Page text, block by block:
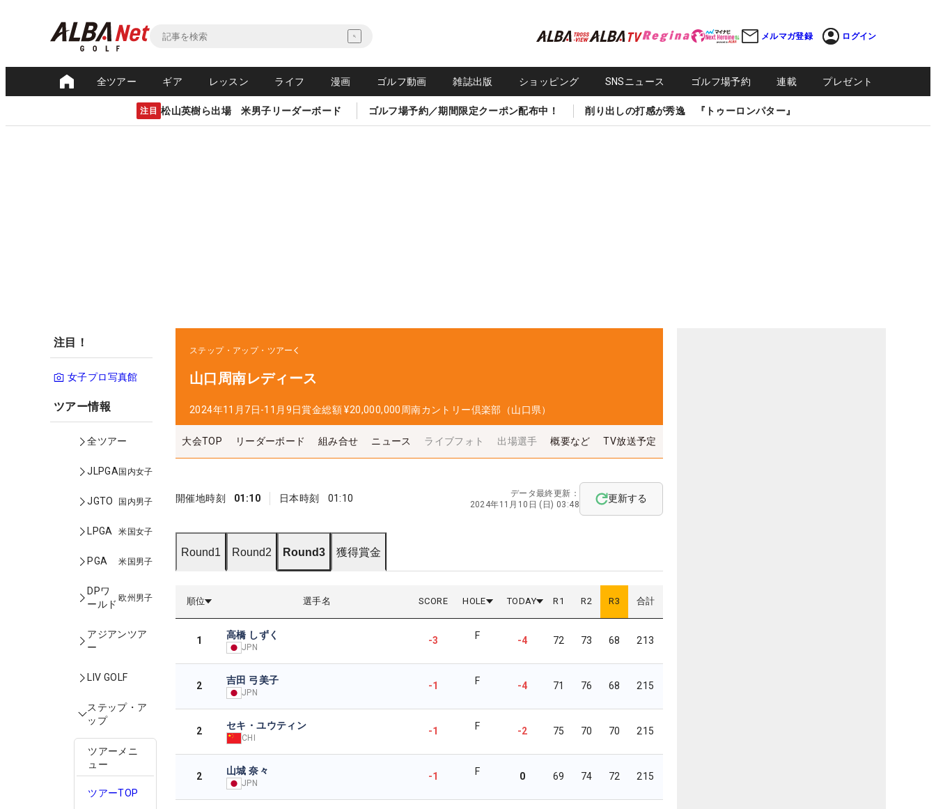
メルマガ登録 ログイン
全ツアー ギア レッスン ライフ 漫画 ゴルフ動画 雑誌出版 ショッピング SNSニュース ゴルフ場予約 連載 プレゼント
注目 松山英樹ら出場 米男子リーダーボード ゴルフ場予約／期間限定クーポン配布中！ 削り出しの打感が秀逸 『トゥーロンパター』
注目！
女子プロ写真館
ツアー情報
全ツアー
JLPGA国内女子
JGTO 国内男子
LPGA 米国女子
PGA 米国男子
DPワ
ールド
欧州男子
アジアンツア
ー
LIV GOLF
ステップ・ア
ップ
ツアーメニ
ュー
ツアーTOP
ステップ・アップ・ツアー
山口周南レディース
2024年11月7日-11月9日賞金総額 ¥20,000,000 周南カントリー倶楽部（山口県）
大会TOP リーダーボード 組み合せ ニュース ライブフォト 出場選手 概要など TV放送予定
開催地時刻 01:10 日本時刻 01:10
データ最終更新：
2024年11月10日 (日) 03:48
更新する
Round1 Round2 Round3 獲得賞金
順位 選手名 SCORE HOLE TODAY R 1 R2 R3 合計
1 高橋 しずく
JPN
-3 F -4 72 73 68 213
2 吉田 弓美子
JPN
-1 F -4 71 76 68 215
2 セキ・ユウティン
CHI
-1 F -2 75 70 70 215
2 山城 奈々
JPN
-1 F 0 69 74 72 215